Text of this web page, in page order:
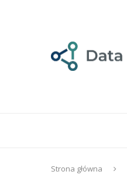
Strona główna